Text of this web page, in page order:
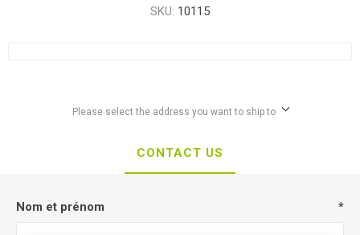
SKU: 10115
Please select the address you want to ship to
CONTACT US
Nom et prénom *